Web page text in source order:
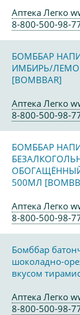
Аптека Легко
8-800-500-98-
БОМББАР
ИМБИРЬ/
[BOMBBAR]
Аптека Легко
8-800-500-98-
БОМББАР
500МЛ
Аптека Легко
8-800-500-98-
Бомббар
шоколадно-
вкусом
Аптека Легко
8-800-500-98-